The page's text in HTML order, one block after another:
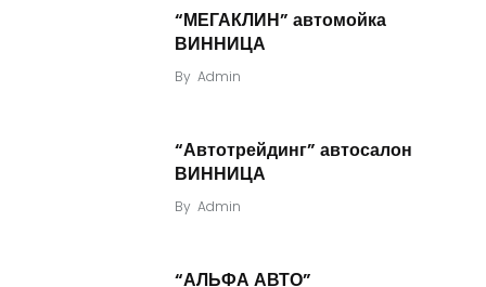
“МЕГАКЛИН” автомойка
ВИННИЦА
By Admin
“Автотрейдинг” автосалон
ВИННИЦА
By Admin
“АЛЬФА АВТО”